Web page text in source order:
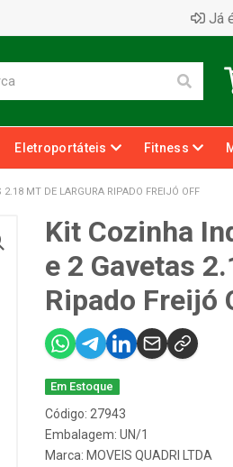
Já
Eletroportáteis Fitness
MT DE LARGURA RIPADO FREIJÓ OFF
Kit Cozinha
e 2 Gavetas
Ripado Freijó
Em Estoque
Código: 27943
Embalagem: UN/1
Marca: MOVEIS QUADRI LTDA